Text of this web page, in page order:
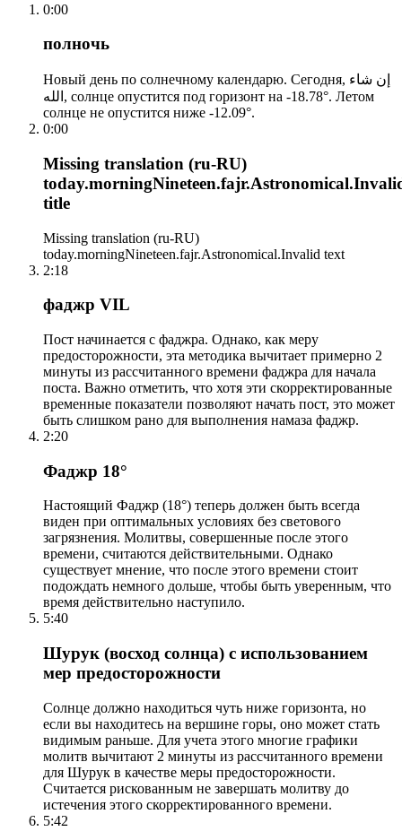
0:00
полночь
Новый день по солнечному календарю. Сегодня, إن شاء
الله, солнце опустится под горизонт на -18.78°. Летом
солнце не опустится ниже -12.09°.
0:00
Missing translation (ru-RU)
title
Missing translation (ru-RU)
today.morningNineteen.fajr.Astronomical.Invalid text
2:18
фаджр VIL
Пост начинается с фаджра. Однако, как меру
предосторожности, эта методика вычитает примерно 2
минуты из рассчитанного времени фаджра для начала
поста. Важно отметить, что хотя эти скорректированные
временные показатели позволяют начать пост, это может
быть слишком рано для выполнения намаза фаджр.
2:20
Фаджр 18°
Настоящий Фаджр (18°) теперь должен быть всегда
виден при оптимальных условиях без светового
загрязнения. Молитвы, совершенные после этого
времени, считаются действительными. Однако
существует мнение, что после этого времени стоит
подождать немного дольше, чтобы быть уверенным, что
время действительно наступило.
5:40
Шурук (восход солнца) с использованием
мер предосторожности
Солнце должно находиться чуть ниже горизонта, но
если вы находитесь на вершине горы, оно может стать
видимым раньше. Для учета этого многие графики
молитв вычитают 2 минуты из рассчитанного времени
для Шурук в качестве меры предосторожности.
Считается рискованным не завершать молитву до
истечения этого скорректированного времени.
5:42